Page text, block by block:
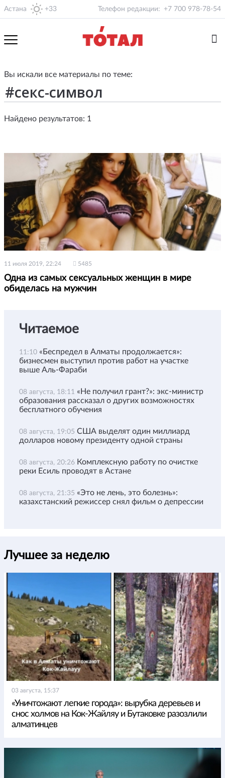
Астана +33 Телефон редакции: +7 700 978-78-54
Вы искали все материалы по теме:
Найдено результатов: 1
11 июля 2019, 22:24 5485
Одна из самых сексуальных женщин в мире
обиделась на мужчин
Читаемое
11:10 «Беспредел в Алматы продолжается»:
бизнесмен выступил против работ на участке
выше Аль-Фараби
08 августа, 18:11 «Не получил грант?»: экс-министр
образования рассказал о других возможностях
бесплатного обучения
08 августа, 19:05 США выделят один миллиард
долларов новому президенту одной страны
08 августа, 20:26 Комплексную работу по очистке
реки Есиль проводят в Астане
08 августа, 21:35 «Это не лень, это болезнь»:
казахстанский режиссер снял фильм о депрессии
Лучшее за неделю
03 августа, 15:37
«Уничтожают легкие города»: вырубка деревьев и
снос холмов на Кок-Жайляу и Бутаковке разозлили
алматинцев